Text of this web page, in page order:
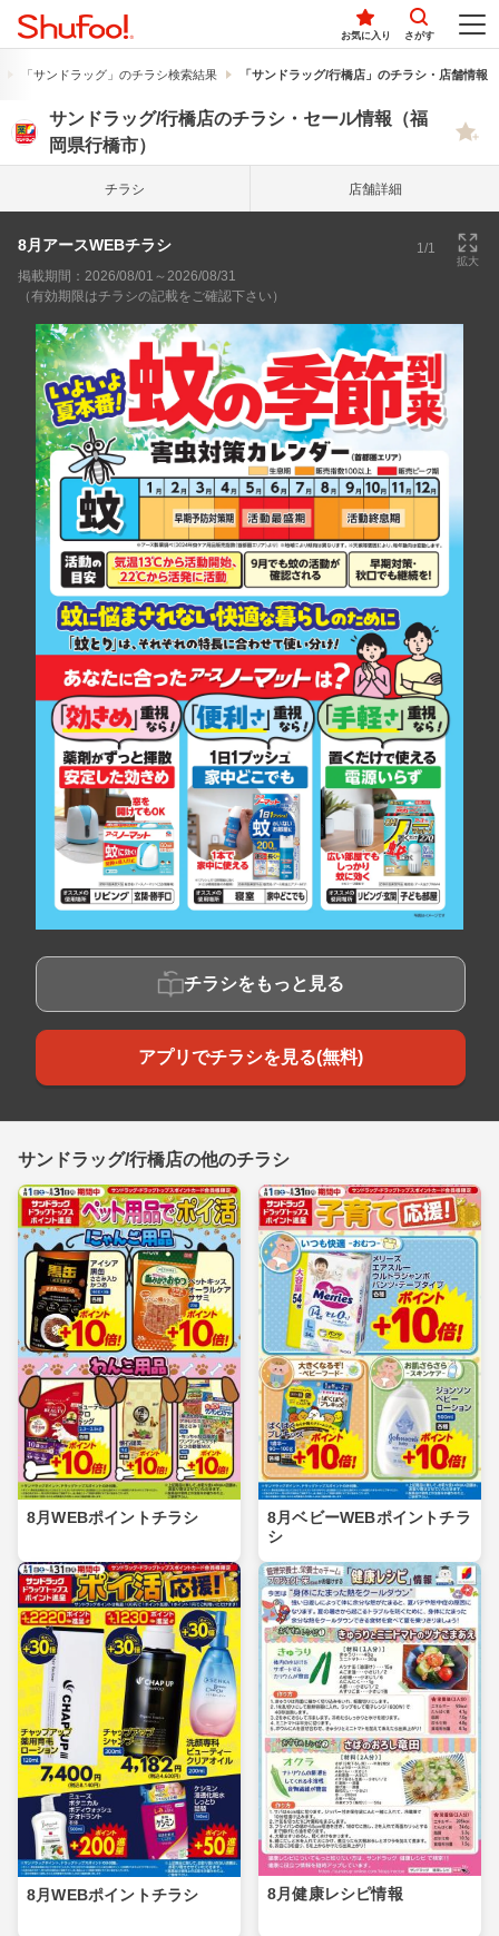
お気に入り さがす
「サンドラッグ」のチラシ検索結果 「サンドラッグ/行橋店」のチラシ・店舗情報
サンドラッグ/行橋店のチラシ・セール情報（福
岡県行橋市）
チラシ 店舗詳細
8月アースWEBチラシ 1/1
拡大
掲載期間：2026/08/01～2026/08/31
（有効期限はチラシの記載をご確認下さい）
チラシをもっと見る
アプリでチラシを見る(無料)
サンドラッグ/行橋店の他のチラシ
8月WEBポイントチラシ
8月ベビーWEBポイントチラ
シ
8月WEBポイントチラシ 8月健康レシピ情報